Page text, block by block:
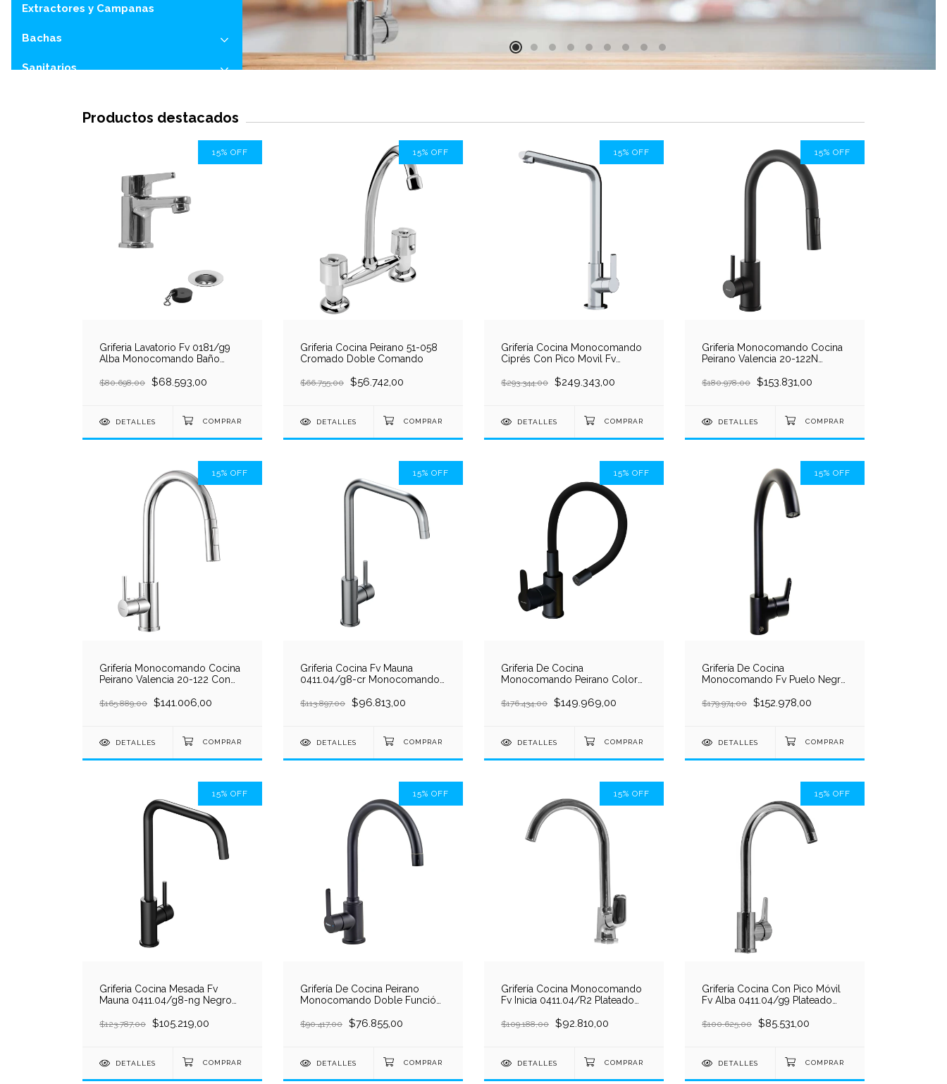
Extractores y Campanas
Bachas
Sanitarios
Microondas/Aspiradoras
Termotanques, Calefones, Radiadores
Productos destacados
15% OFF
Griferia Lavatorio Fv 0181/g9
Alba Monocomando Baño
$80.698,00 $68.593,00
DETALLES
15% OFF
Griferia Cocina Peirano 51-058
Cromado Doble Comando
$66.755,00 $56.742,00
DETALLES
15% OFF
Grifería Cocina Monocomando
Ciprés Con Pico Movil Fv
$293.344,00 $249.343,00
DETALLES
15% OFF
Grifería Monocomando Cocina
Peirano Valencia 20-122N
$180.978,00 $153.831,00
DETALLES
15% OFF
Grifería Monocomando Cocina
Peirano Valencia 20-122 Con
$165.889,00 $141.006,00
DETALLES
15% OFF
Griferia Cocina Fv Mauna
0411.04/g8-cr Monocomando
$113.897,00 $96.813,00
DETALLES
15% OFF
Griferia De Cocina
Monocomando Peirano Colors
Mate
$176.434,00 $149.969,00
DETALLES
15% OFF
Grifería De Cocina
Monocomando Fv Puelo Negro
$179.974,00 $152.978,00
DETALLES
15% OFF
Griferia Cocina Mesada Fv
Mauna 0411.04/g8-ng Negro
$123.787,00 $105.219,00
DETALLES
15% OFF
Grifería De Cocina Peirano
Monocomando Doble Función
Color Negro
$90.417,00 $76.855,00
DETALLES
15% OFF
Grifería Cocina Monocomando
Fv Inicia 0411.04/R2 Plateado
$109.188,00 $92.810,00
DETALLES
15% OFF
Grifería Cocina Con Pico Móvil
Fv Alba 0411.04/g9 Plateado
$100.625,00 $85.531,00
DETALLES